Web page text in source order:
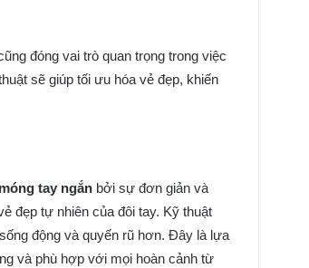
đóng vai trò quan trọng trong việc
sẽ giúp tối ưu hóa vẻ đẹp, khiến
móng tay ngắn bởi sự đơn giản và
đẹp tự nhiên của đôi tay. Kỹ thuật
động và quyến rũ hơn. Đây là lựa
và phù hợp với mọi hoàn cảnh từ